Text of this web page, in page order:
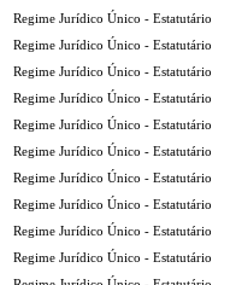
Regime Jurídico Único - Estatutário
Regime Jurídico Único - Estatutário
Regime Jurídico Único - Estatutário
Regime Jurídico Único - Estatutário
Regime Jurídico Único - Estatutário
Regime Jurídico Único - Estatutário
Regime Jurídico Único - Estatutário
Regime Jurídico Único - Estatutário
Regime Jurídico Único - Estatutário
Regime Jurídico Único - Estatutário